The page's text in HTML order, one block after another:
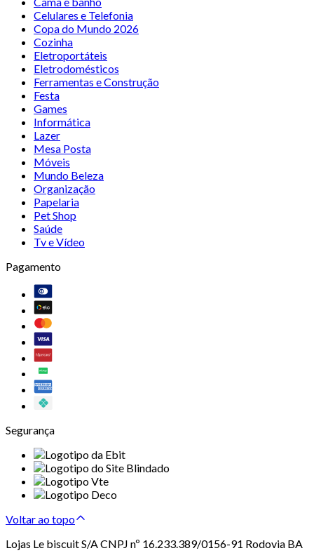
Celulares e Telefonia
Copa do Mundo 2026
Cozinha
Eletroportáteis
Eletrodomésticos
Ferramentas e Construção
Festa
Games
Informática
Lazer
Mesa Posta
Móveis
Mundo Beleza
Organização
Papelaria
Pet Shop
Saúde
Tv e Vídeo
Pagamento
Segurança
Voltar ao topo
Lojas Le biscuit S/A CNPJ nº 16.233.389/0156-91 Rodovia BA